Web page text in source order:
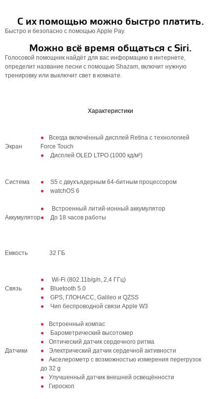
С их помощью можно быстро платить.
Быстро и безопасно с помощью Apple Pay.
Можно всё время общаться с Siri.
Голосовой помощник найдёт для вас информацию в интернете,
определит название песни с помощью Shazam, включит нужную
тренировку или выключит свет в комнате.
Характеристики
Экран
Всегда включённый дисплей Retina с технологией
Force Touch
Дисплей OLED LTPO (1000 кд/м²)
Система
S5 с двухъядерным 64‑битным процессором
watchOS 6
Аккумулятор
Встроенный литий‑ионный аккумулятор
До 18 часов работы
Емкость 32 ГБ
Связь
Wi-Fi (802.11b/g/n, 2,4 ГГц)
Bluetooth 5.0
GPS, ГЛОНАСС, Galileo и QZSS
Чип беспроводной связи Apple W3
Датчики
Встроенный компас
Барометрический высотомер
Оптический датчик сердечного ритма
Электрический датчик сердечной активности
Акселерометр с возможностью измерения перегрузок
до 32 g
Улучшенный датчик внешней освещённости
Гироскоп